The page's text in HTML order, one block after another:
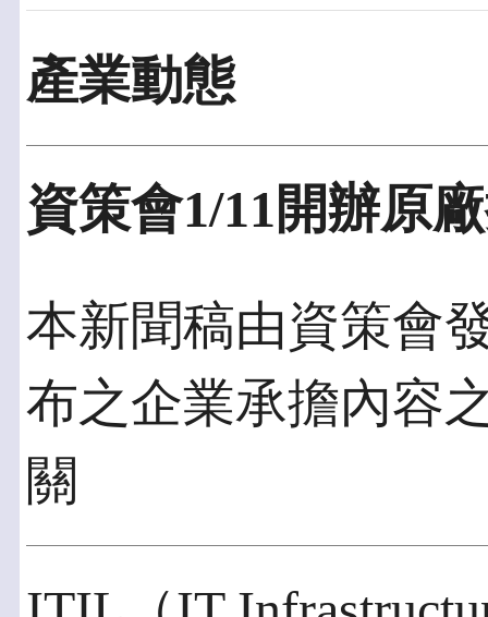
產業動態
資策會1/11開辦原
本新聞稿由資策會
布之企業承擔內容
關